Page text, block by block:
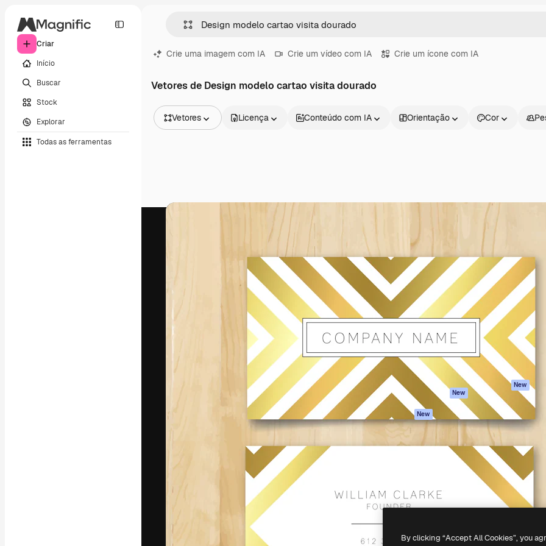
Criar
Início
Buscar
Stock
Explorar
Todas as ferramentas
Crie uma imagem com IA Crie um vídeo com IA Crie um ícone com IA
Vetores de Design modelo cartao visita dourado
Vetores
Vídeos
Modelos 3D
Licença Conteúdo com IA Orientação Cor
A plataforma criativa para você direcionar
seu melhor trabalho. Mais de 1 milhão de
assinantes entre criativos, empresas,
agências e estúdios.
Português
Produtos
Spaces
Assistente de IA
Gerador de
Gerador de vídeos
Texto para voz
Conteúdo de stock
MCP para
Claude/ChatGPT
New
Agentes New
API
App móvel
Começar
Academy
Documentação
Atendimento
Termos e
condições
Política de
privacidade
Originais New
Política de cookies
Central de
confiabilidade
Afiliados
Empresas
Copyright © 2010- Freepik Company S.L.U.Todos os direitos reservados.
By clicking “Accept All Cookies”, you